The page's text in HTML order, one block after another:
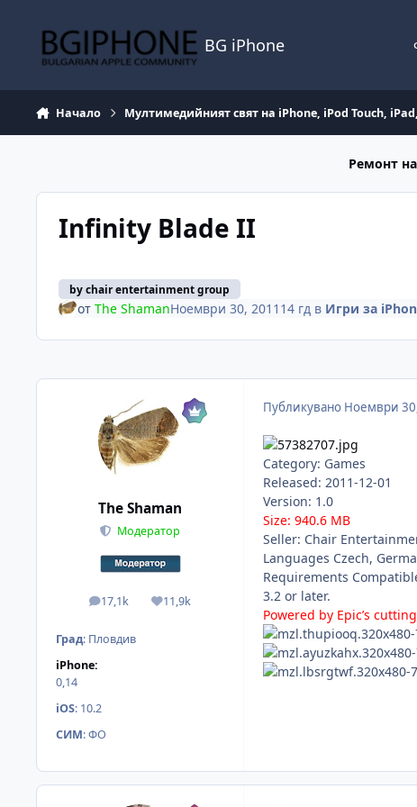
BG iPhone
Начало Мултимедийният свят на iPhone, iPod Touch,
Ремонт
Infinity Blade II
by chair entertainment group
от The ShamanНоември 30, 2011 14 гдв Игри за
The Shaman
Модератор
17,1k
мнения 11,9k
Reputation
Град: Пловдив
iPhone:
0,14
iOS: 10.2
СИМ:ФО
Публикувано Ноември
Category: Games
Released: 2011-12-01
Version: 1.0
Size: 940.6 MB
Seller: Chair
Languages Czech,
Requirements
3.2 or later.
Powered by Epic’s